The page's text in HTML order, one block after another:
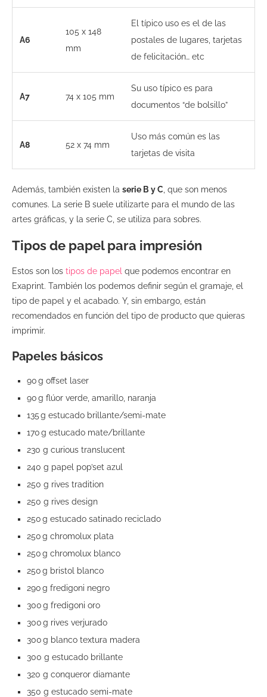
A6
105 x 148
mm
El típico uso es el de las
postales de lugares, tarjetas
de felicitación… etc
A7 74 x 105 mm
Su uso típico es para
documentos “de bolsillo”
A8 52 x 74 mm
Uso más común es las
tarjetas de visita
Además, también existen la serie B y C , que son menos
comunes. La serie B suele utilizarte para el mundo de las
artes gráficas, y la serie C, se utiliza para sobres.
Tipos de papel para impresión
Estos son los tipos de papel que podemos encontrar en
Exaprint. También los podemos definir según el gramaje, el
tipo de papel y el acabado. Y, sin embargo, están
recomendados en función del tipo de producto que quieras
imprimir.
Papeles básicos
90 g offset laser
90 g flúor verde, amarillo, naranja
135 g estucado brillante/semi-mate
170 g estucado mate/brillante
230 g curious translucent
240 g papel pop’set azul
250 g rives tradition
250 g rives design
250 g estucado satinado reciclado
250 g chromolux plata
250 g chromolux blanco
250 g bristol blanco
290 g fredigoni negro
300 g fredigoni oro
300 g rives verjurado
300 g blanco textura madera
300 g estucado brillante
320 g conqueror diamante
350 g estucado semi-mate